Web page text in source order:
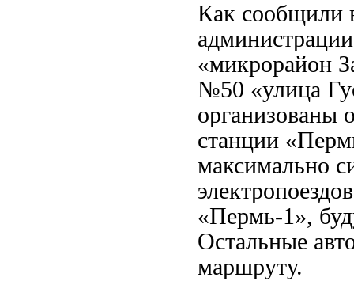
Как сообщили
«микрорайон
№50 «улица
организованы
станции
максимально
«Пермь-1»,
Остальные
маршруту.